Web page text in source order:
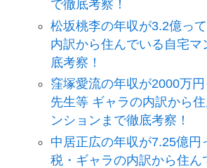
で徹底考察！
松坂桃李の年収が3.2億っ
内訳から住んでいる自宅マ
底考察！
窪塚愛流の年収が2000万
先生等 ギャラの内訳から
ンションまで徹底考察！
中居正広の年収が7.25億円
税・ギャラの内訳から住ん